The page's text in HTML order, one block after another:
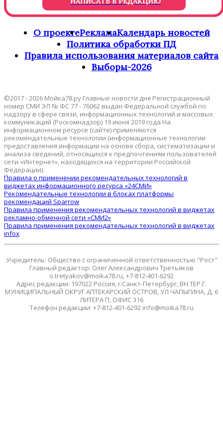
О проектеРекламаКалендарь новостей
Политика обработки ПД
Правила использования материалов сайта
Выборы-2026
©2017 - 2026 Мойка78.ру Главные новости дня Регистрационный
номер СМИ ЭЛ № ФС 77 - 76062 выдан Федеральной службой по
надзору в сфере связи, информационных технологий и массовых
коммуникаций (Роскомнадзор) 19 июня 2019 года На
информационном ресурсе (сайте) применяются
рекомендательные технологии (информационные технологии
предоставления информации на основе сбора, систематизации и
анализа сведений, относящихся к предпочтениям пользователей
сети «Интернет», находящихся на территории Российской
Федерации).
Правила о применении рекомендательных технологий в
виджетах информационного ресурса «24СМИ»
Рекомендательные технологии в блоках платформы
рекомендаций Sparrow
Правила применения рекомендательных технологий в виджетах
рекламно-обменной сети «СМИ2»
Правила применения рекомендательных технологий в виджетах
infox
Учредитель: Общество с ограниченной ответственностью "Рост"
Главный редактор: Олег Александрович Третьяков
o.tretyakov@moika78.ru, +7-812-401-6292
Адрес редакции: 197022 Россия, г.Санкт-Петербург, ВН.ТЕР.Г.
МУНИЦИПАЛЬНЫЙ ОКРУГ АПТЕКАРСКИЙ ОСТРОВ, УЛ ЧАПЫГИНА, Д. 6
ЛИТЕРА П, ОФИС 316
Телефон редакции: +7-812-401-6292 info@moika78.ru